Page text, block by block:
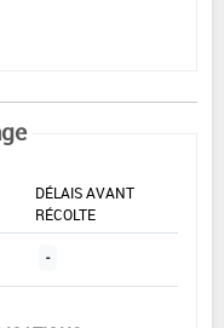
DÉLAIS AVANT
RÉCOLTE
-